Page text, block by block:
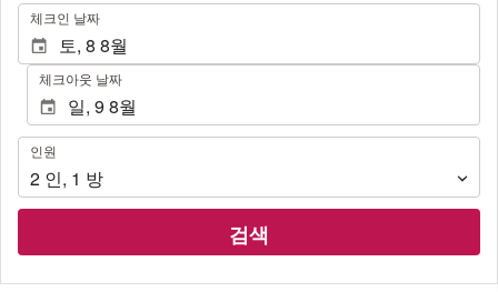
. 체크인 날짜
체크아웃 날짜
인
원
인원
2 인, 1 방
검색